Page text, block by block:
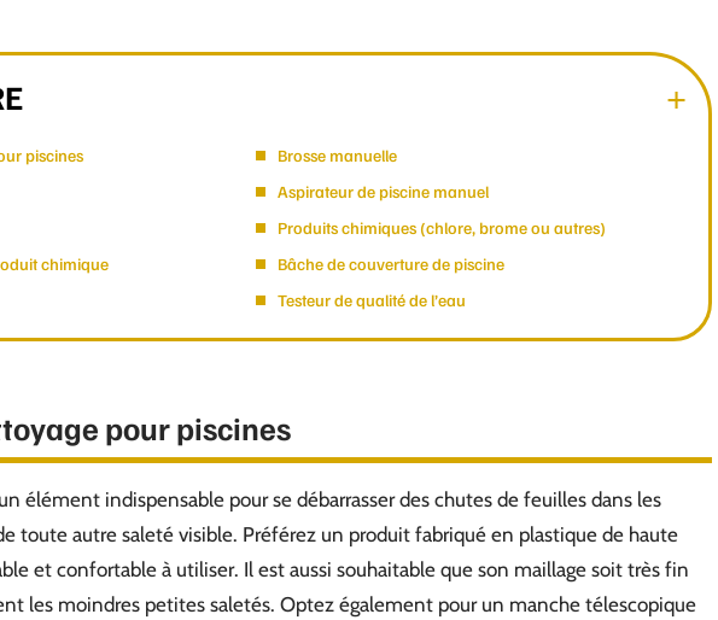
piscines
Brosse manuelle
Aspirateur de piscine manuel
Produits chimiques (chlore, brome ou autres)
chimique
Bâche de couverture de piscine
Testeur de qualité de l’eau
pour piscines
élément indispensable pour se débarrasser des chutes de feuilles dans les
toute autre saleté visible. Préférez un produit fabriqué en plastique de haute
et confortable à utiliser. Il est aussi souhaitable que son maillage soit très fin
les moindres petites saletés. Optez également pour un manche télescopique